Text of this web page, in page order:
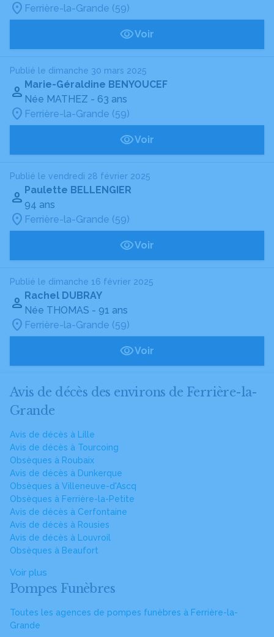
Ferrière-la-Grande (59)
Voir
Publié le dimanche 30 mars 2025
Marie-Géraldine BENYOUCEF
Née MATHEZ - 63 ans
Ferrière-la-Grande (59)
Voir
Publié le vendredi 28 février 2025
Paulette BELLENGIER
94 ans
Ferrière-la-Grande (59)
Voir
Publié le dimanche 16 février 2025
Rachel DUBRAY
Née THOMAS - 91 ans
Ferrière-la-Grande (59)
Voir
Avis de décès des environs de Ferrière-la-
Grande
Avis de décès à Lille
Avis de décès à Tourcoing
Obsèques à Roubaix
Avis de décès à Dunkerque
Obsèques à Villeneuve-d'Ascq
Obsèques à Ferrière-la-Petite
Avis de décès à Cerfontaine
Avis de décès à Rousies
Avis de décès à Louvroil
Obsèques à Beaufort
Voir plus
Pompes Funèbres
Toutes les agences de pompes funèbres à Ferrière-la-
Grande